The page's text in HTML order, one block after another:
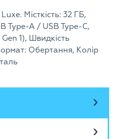
Місткість: 32 ГБ,
Type-A / USB Type-C,
Gen 1), Швидкість
Обертання, Колір